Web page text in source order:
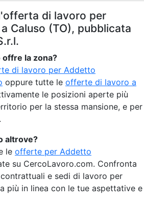
di lavoro per
Caluso (TO), pubblicata
la zona?
di lavoro per Addetto
oppure tutte le offerte di lavoro a
le posizioni aperte più
per la stessa mansione, e per
altrove?
le offerte per Addetto
su CercoLavoro.com. Confronta
e sedi di lavoro per
più in linea con le tue aspettative e